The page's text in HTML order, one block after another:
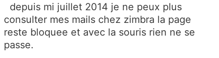
depuis mi juillet 2014 je ne peux plus
consulter mes mails chez zimbra la page
reste bloquee et avec la souris rien ne se
passe.